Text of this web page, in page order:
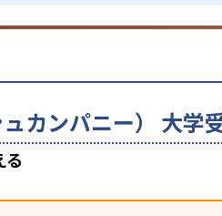
カンパニー） 大学
る